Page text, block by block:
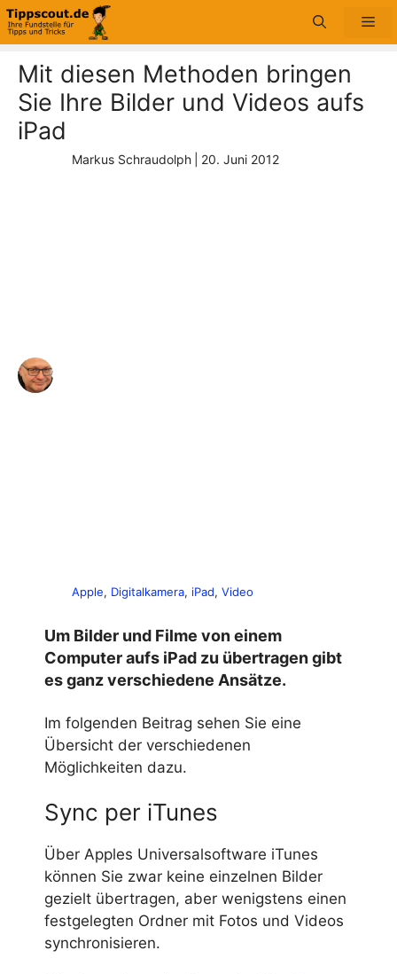
Zum
Inhalt
Mit diesen Methoden bringen
Sie Ihre Bilder und Videos aufs
iPad
Markus Schraudolph 20. Juni 2012
Apple, Digitalkamera, iPad, Video
Um Bilder und Filme von einem
Computer aufs iPad zu übertragen gibt
es ganz verschiedene Ansätze.
Im folgenden Beitrag sehen Sie eine
Übersicht der verschiedenen
Möglichkeiten dazu.
Sync per iTunes
Über Apples Universalsoftware iTunes
können Sie zwar keine einzelnen Bilder
gezielt übertragen, aber wenigstens einen
festgelegten Ordner mit Fotos und Videos
synchronisieren.